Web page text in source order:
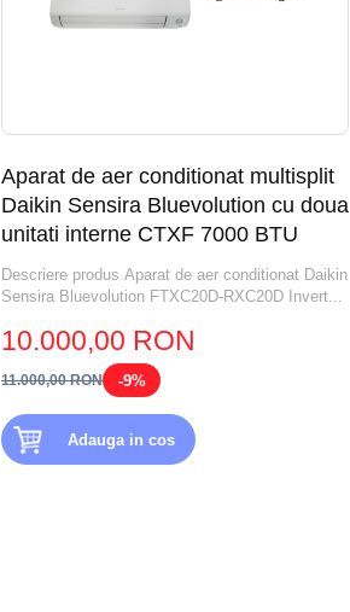
Aparat de aer conditionat multisplit
Daikin Sensira Bluevolution cu doua
unitati interne CTXF 7000 BTU
Descriere produs Aparat de aer conditionat Daikin
Sensira Bluevolution FTXC20D-RXC20D Invert...
10.000,00 RON
11.000,00 RON -9%
Adauga in cos